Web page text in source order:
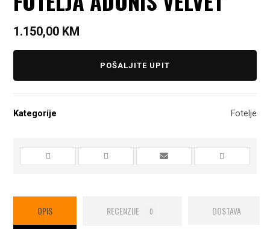
1.150,00 KM
POŠALJITE UPIT
Kategorije Fotelje
OPIS RECENZIJE 0 DOSTAVA